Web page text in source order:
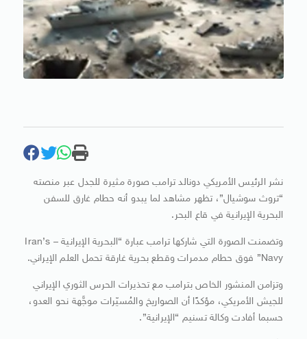
نشر الرئيس الأمريكي دونالد ترامب صورة مثيرة للجدل عبر منصته
“تروث سوشيال”، تظهر مشاهد لما يبدو أنه حطام غارق للسفن
البحرية الإيرانية في قاع البحر.
وتضمنت الصورة التي شاركها ترامب عبارة “البحرية الإيرانية – Iran’s
Navy” فوق حطام مدمرات وقطع بحرية غارقة تحمل العلم الإيراني.
وتزامن المنشور الخاص بترامب مع تحذيرات الحرس الثوري الإيراني
للجيش الأمريكي، مؤكدًا أن الصواريخ والمُسيّرات موجَّهة نحو العدو،
حسبما أفادت وكالة تسنيم “الإيرانية”.